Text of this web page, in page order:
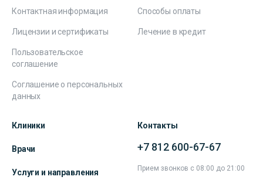
Контактная информация
Лицензии и сертификаты
Пользовательское
соглашение
Соглашение о персональных
данных
Способы оплаты
Лечение в кредит
Клиники
Врачи
Услуги и направления
Контакты
+7 812 600-67-67
Прием звонков с 08:00 до 21:00